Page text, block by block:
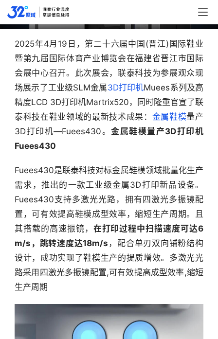
Fuees430
2025年4月19日，第二十六届中国(晋江)国际鞋业
暨第九届国际体育产业博览会在福建省晋江市国际
会展中心召开。此次展会，联泰科技为参展观众现
场展示了工业级SLM金属3D打印机Muees系列及高
精度LCD 3D打印机Martrix520，同时隆重官宣了联
泰科技在鞋业领域的最新技术成果： 金属鞋模量产
3D打印机—Fuees430。金属鞋模量产3D打印机
Fuees430
Fuees430是联泰科技对标金属鞋模领域批量化生产
需求，推出的一款工业级金属3D打印新品设备。
Fuees430支持多激光光路，拥有四激光多振镜配
置，可有效提高鞋模成型效率，缩短生产周期。且
其搭载的高速振镜， 在打印过程中扫描速度可达6
m/s，跳转速度达18m/s ，配合单刃双向铺粉结构
设计，成功实现了鞋模生产的提质增效。多激光光
路采用四激光多振镜配置,可有效提高成型效率,缩短
生产周期